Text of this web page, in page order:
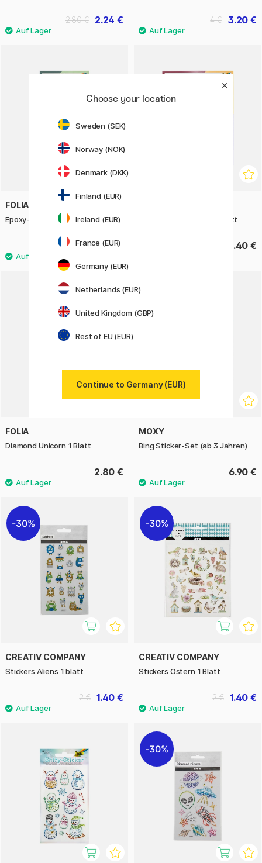
2.24 €
2.80 € 3.20 €
4 €
FOLIA
Epoxy-Sticker Tropical 1 Blatt
3.40 €
Sticker Summertime 2 Blatt
3.40 €
FOLIA
Diamond Unicorn 1 Blatt
2.80 €
MOXY
Bing Sticker-Set (ab 3 Jahren)
6.90 €
30%
CREATIV COMPANY
Stickers Aliens 1 blatt
1.40 €
2 €
30%
CREATIV COMPANY
Stickers Ostern 1 Blatt
1.40 €
2 €
30%
Choose your location
Sweden (SEK)
Norway (NOK)
Denmark (DKK)
Finland (EUR)
Ireland (EUR)
France (EUR)
Germany (EUR)
Netherlands (EUR)
United Kingdom (GBP)
Rest of EU (EUR)
Continue to Germany (EUR)